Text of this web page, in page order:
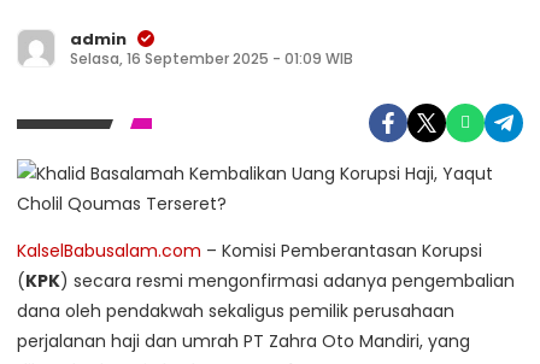
admin
Selasa, 16 September 2025 - 01:09 WIB
KalselBabusalam.com – Komisi Pemberantasan Korupsi
(KPK) secara resmi mengonfirmasi adanya pengembalian
dana oleh pendakwah sekaligus pemilik perusahaan
perjalanan haji dan umrah PT Zahra Oto Mandiri, yang